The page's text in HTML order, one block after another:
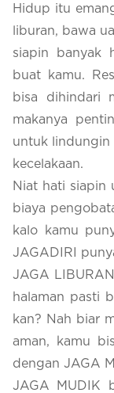
Hidup itu
liburan, bawa
siapin banyak
buat kamu.
bisa dihindari
makanya
untuk lindungin
kecelakaan.
Niat hati siapin
biaya
kalo kamu
JAGADIRI
JAGA
halaman pasti
kan? Nah biar
aman, kamu
dengan JAGA
JAGA MUDIK